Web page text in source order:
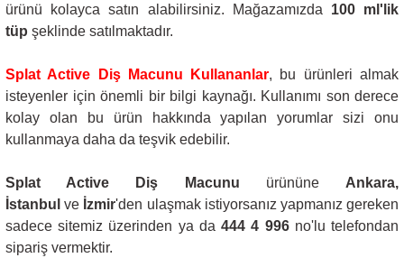
ürünü kolayca satın alabilirsiniz. Mağazamızda 100ml'lik
tüp şeklinde satılmaktadır.
Splat Active Diş Macunu Kullananlar, bu ürünleri almak
isteyenler için önemli bir bilgi kaynağı. Kullanımı son derece
kolay olan bu ürün hakkında yapılan yorumlar sizi onu
kullanmaya daha da teşvik edebilir.
Splat Active Diş Macunu ürününe Ankara,
İstanbulve İzmir'den ulaşmak istiyorsanız yapmanız gereken
sadece sitemiz üzerinden ya da444 4 996no'lu telefondan
sipariş vermektir.